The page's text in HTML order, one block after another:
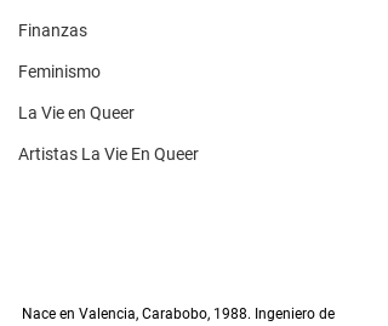
Finanzas
Feminismo
La Vie en Queer
Artistas La Vie En Queer
Nace en Valencia, Carabobo, 1988. Ingeniero de